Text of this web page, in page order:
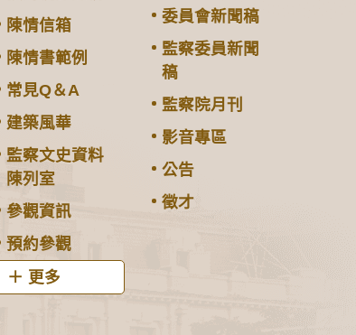
陳情信箱
陳情書範例
常見Q＆A
建築風華
監察文史資料
陳列室
參觀資訊
預約參觀
更多
委員會新聞稿
監察委員新聞
稿
監察院月刊
影音專區
公告
徵才